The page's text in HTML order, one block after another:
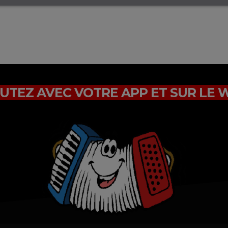
AVEC VOTRE APP ET SUR LE